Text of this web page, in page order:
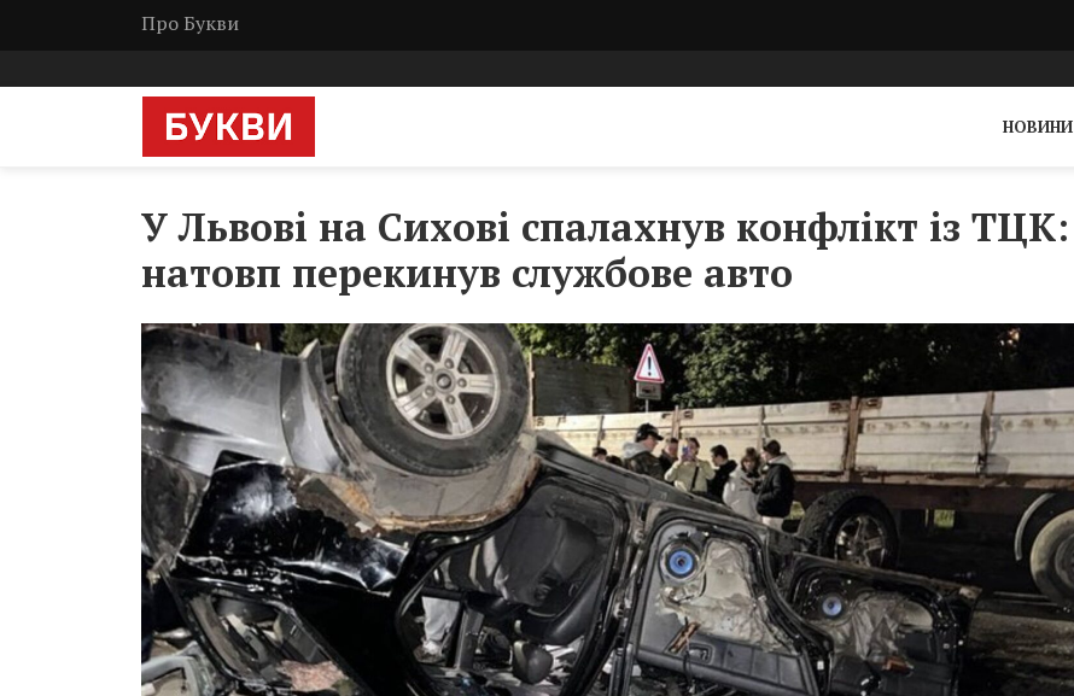
Про Букви
НОВИНИ
У Львові на Сихові спалахнув конфлікт із ТЦК:
натовп перекинув службове авто